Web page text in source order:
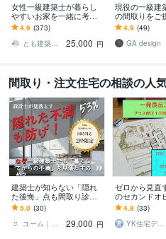
女性一級建築士が暮らし
やすいお家を一緒に考え
ます 家事・育児・生活動
線を考えた快適な間取り
のご提案
4.9 (373)
とも建築スタジオ（旧R＆T建築スタジオ）
25,000 円
現役の一級建
の間取りをご
引渡実績250
一級建築士が
りをご提案
4.9 (49)
GA design
間取り・注文住宅の相談の人
建築士が知らない「隠れ
た後悔」点も間取り診断
します 施主が言えなかっ
た不満の53%解消！10期
目のプロが動画解説
5.0 (30)
ユーム｜注文住宅の施主＆プロ双方コンサル
29,000 円
ゼロから見直
のセカンドオ
ます 一級建築
金なしでゼロ
を提案いたし
4.8 (33)
YK住宅デザイン／間取セカンドオピニオン